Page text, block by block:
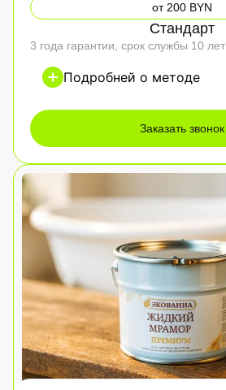
от 200 BYN
Стандарт
3 года гарантии, срок службы 10 лет
Подробней о методе
Заказать звонок